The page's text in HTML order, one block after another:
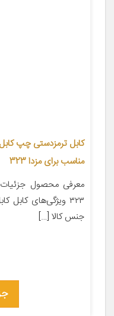
مناسب برای مزدا 323
معرفی محصول
جنس کالا […]